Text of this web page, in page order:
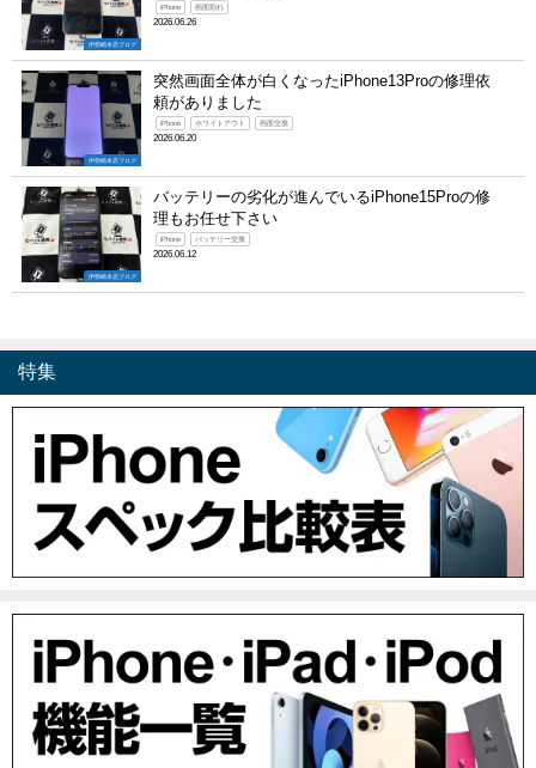
伊勢崎本店ブログ
iPhone 画面割れ
2026.06.26
伊勢崎本店ブログ
突然画面全体が白くなったiPhone13Proの修理依
頼がありました
iPhone ホワイトアウト 画面交換
2026.06.20
伊勢崎本店ブログ
バッテリーの劣化が進んでいるiPhone15Proの修
理もお任せ下さい
iPhone バッテリー交換
2026.06.12
特集